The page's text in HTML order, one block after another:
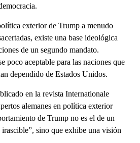
exterior de Trump a menudo
existe una base ideológica
de un segundo mandato.
poco aceptable para las naciones que
dependido de Estados Unidos.
en la revista Internationale
alemanes en política exterior
de Trump no es el de un
sino que exhibe una visión